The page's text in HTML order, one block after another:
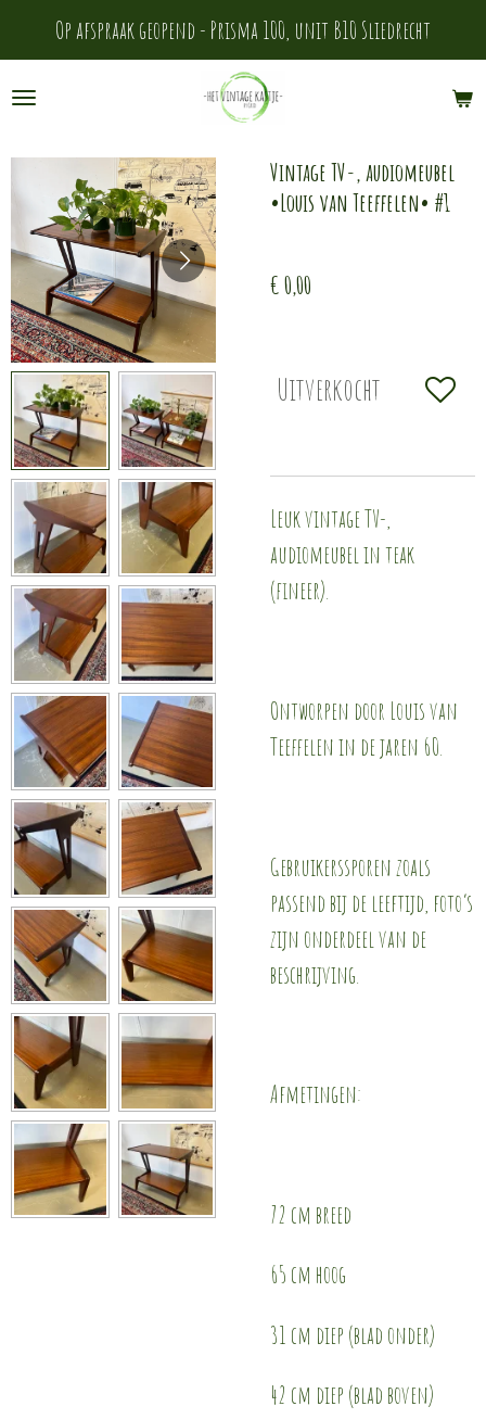
direct
naar
hoofdinhoud
Op afspraak geopend - Prisma 100, unit B10 Sliedrecht
Vintage TV-, audiomeubel
•Louis van Teeffelen• #1
€ 0,00
Uitverkocht
Leuk vintage TV-,
audiomeubel in teak
(fineer).
Ontworpen door Louis van
Teeffelen in de jaren 60.
Gebruikerssporen zoals
passend bij de leeftijd, foto’s
zijn onderdeel van de
beschrijving.
Afmetingen:
72 cm breed
65 cm hoog
31 cm diep (blad onder)
42 cm diep (blad boven)